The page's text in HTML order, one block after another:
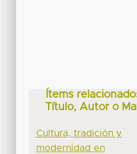
Ítems
Título, Autor o
Cultura, tradición y
modernidad en